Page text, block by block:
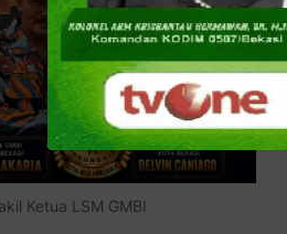
Ketua LSM GMBI